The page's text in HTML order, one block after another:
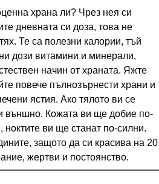
храна ли? Чрез нея си
дневната си доза, това не
Те са полезни калории, тъй
дози витамини и минерали,
начин от храната. Яжте
повече пълнозърнести храни и
ястия. Ако тялото ви се
външно. Кожата ви ще добие по-
ноктите ви ще станат по-силни.
защото да си красива на 20
жертви и постоянство.